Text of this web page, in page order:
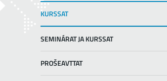
KURSSAT
SEMINÁRAT JA KURSSAT
PROŠEAVTTAT